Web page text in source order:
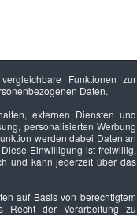
Funktionen zur
Daten.
externen Diensten und
personalisierten Werbung
werden dabei Daten an
Einwilligung ist freiwillig,
und kann jederzeit über das
auf Basis von berechtigtem
Recht der Verarbeitung zu